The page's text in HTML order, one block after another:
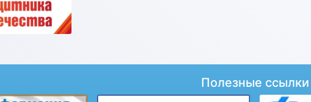
Полезные ссылки